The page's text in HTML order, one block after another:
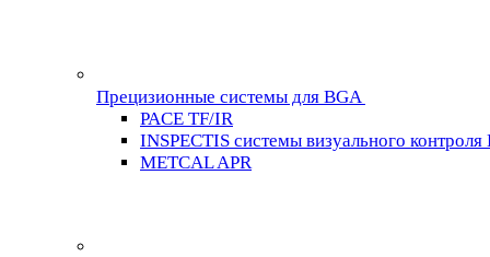
Прецизионные системы для BGA
PACE TF/IR
INSPECTIS системы визуального контроля
METCAL APR